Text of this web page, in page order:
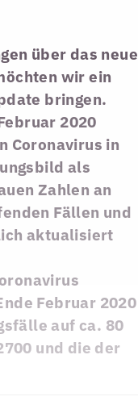
über das neue
wir ein
bringen.
2020
Coronavirus in
als
Zahlen an
Fällen und
aktualisiert
Februar 2020
auf ca. 80
und die der